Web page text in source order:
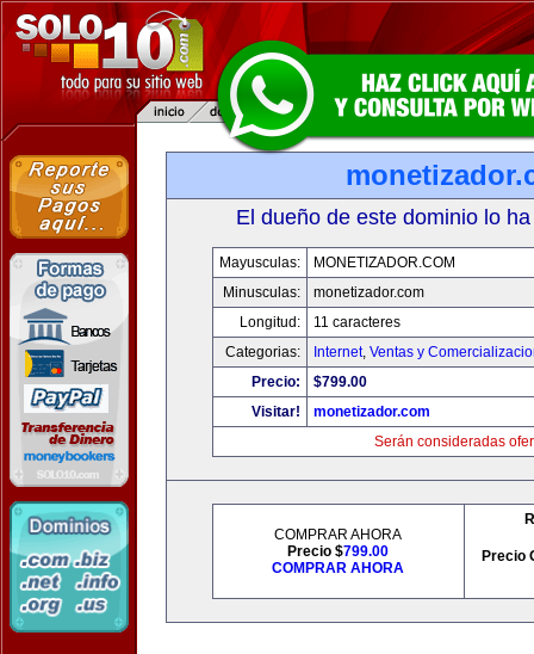
El dueño de este dominio lo
Mayusculas:
MONETIZADOR.COM
Minusculas:
monetizador.com
Longitud:
11 caracteres
Categorias:
Internet, Ventas y
Precio:
$799.00
Visitar!
monetizador.com
Serán consideradas
COMPRAR AHORA
Precio $799.00
COMPRAR AHORA
Precio